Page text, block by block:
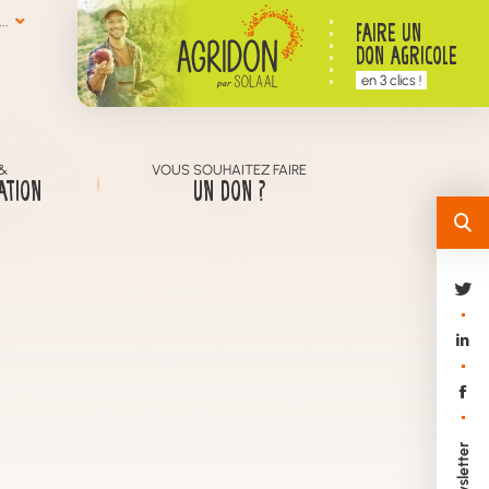
FAIRE UN
DON AGRICOLE
en 3 clics !
VOUS SOUHAITEZ FAIRE
UN DON ?